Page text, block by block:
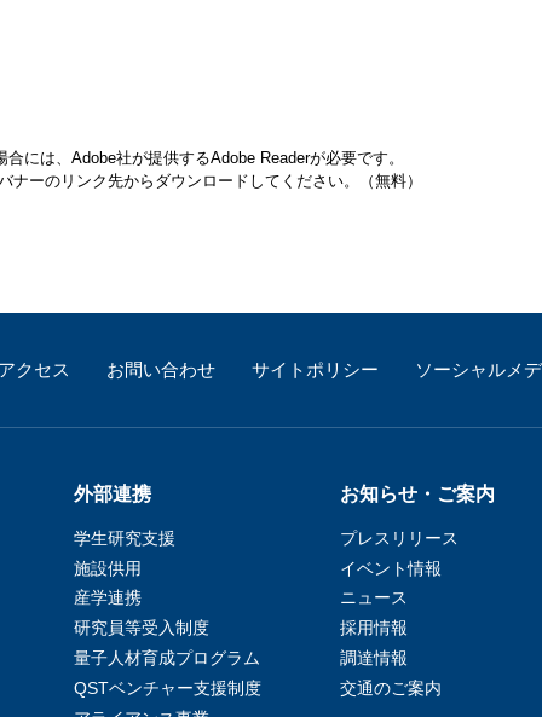
には、Adobe社が提供するAdobe Readerが必要です。
ナーのリンク先からダウンロードしてください。（無料）
アクセス お問い合わせ サイトポリシー ソーシャルメ
外部連携
学生研究支援​
施設供用
産学連携
研究員等受入制度
量子人材育成プログラム
QSTベンチャー支援制度
お知らせ・ご案内
プレスリリース
イベント情報
ニュース
採用情報
調達情報
交通のご案内